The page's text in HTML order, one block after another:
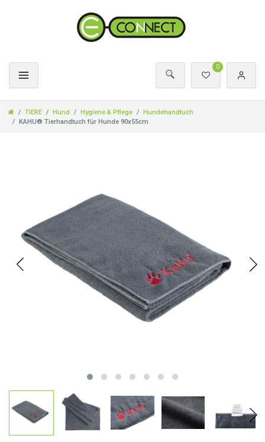
0
TIERE Hund Hygiene & Pflege
Hundehandtuch
KAHU® Tierhandtuch für Hunde 90x55cm